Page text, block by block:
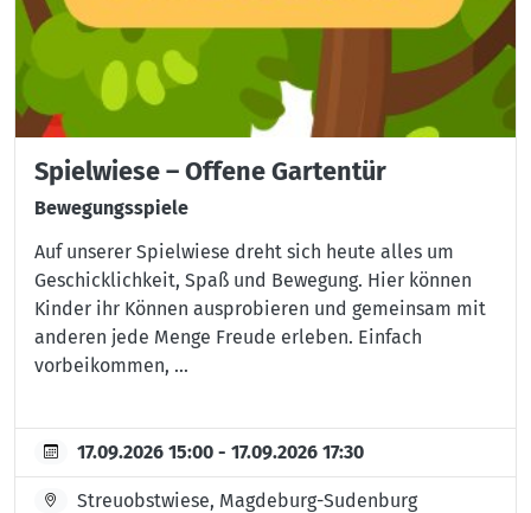
Spielwiese – Offene Gartentür
Bewegungsspiele
Auf unserer Spielwiese dreht sich heute alles um
Geschicklichkeit, Spaß und Bewegung. Hier können
Kinder ihr Können ausprobieren und gemeinsam mit
anderen jede Menge Freude erleben. Einfach
vorbeikommen, ...
17.09.2026 15:00 - 17.09.2026 17:30
Streuobstwiese, Magdeburg-Sudenburg